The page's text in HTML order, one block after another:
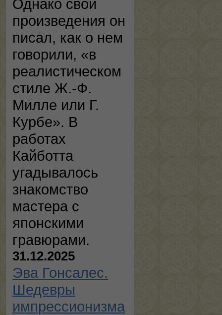
Однако свои
произведения он
писал, как о нем
говорили, «в
реалистическом
стиле Ж.-Ф.
Милле или Г.
Курбе». В
работах
Кайботта
угадывалось
знакомство
мастера с
японскими
гравюрами.
31.12.2025
Эва Гонсалес.
Шедевры
импрессионизма